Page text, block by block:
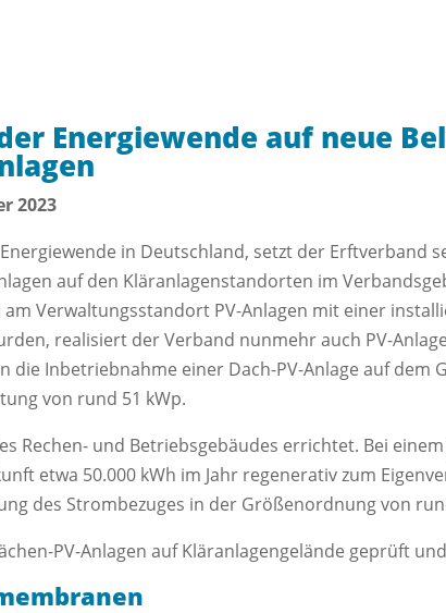
Energiewende auf neue
2023
in Deutschland, setzt der Erftverband
auf den Kläranlagenstandorten im
Verwaltungsstandort PV-Anlagen mit einer
realisiert der Verband nunmehr auch PV-
die Inbetriebnahme einer Dach-PV-Anlage auf dem
von rund 51 kWp.
Rechen- und Betriebsgebäudes errichtet. Bei
etwa 50.000 kWh im Jahr regenerativ zum
des Strombezuges in der Größenordnung von
PV-Anlagen auf Kläranlagengelände geprüft